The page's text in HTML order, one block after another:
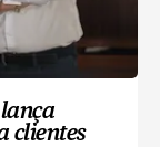
clientes